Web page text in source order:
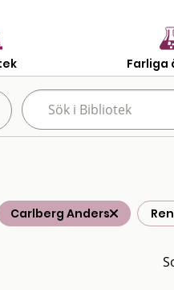
Farliga
Carlberg Anders